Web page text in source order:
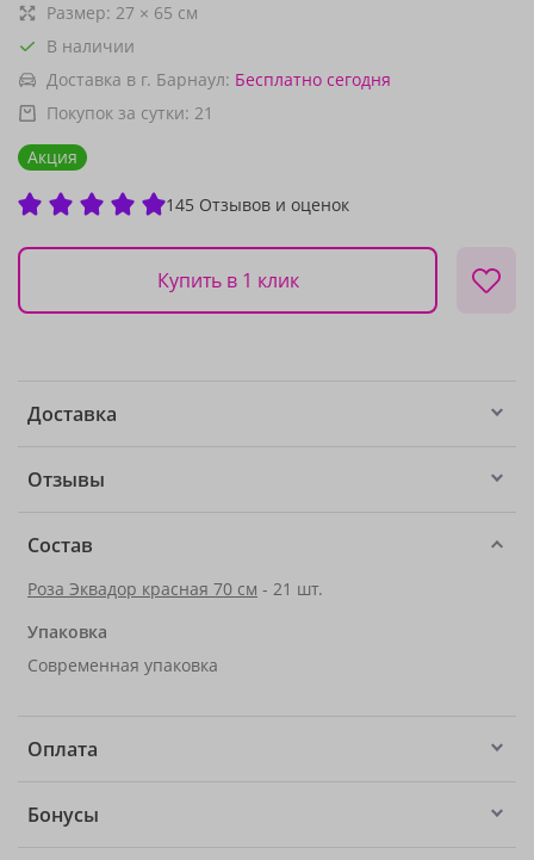
Размер: 27 × 65 см
В наличии
Доставка в г. Барнаул: Бесплатно сегодня
Покупок за сутки: 21
Акция
145 Отзывов и оценок
Купить в 1 клик
Доставка
Отзывы
Состав
Роза Эквадор красная 70 см - 21 шт.
Упаковка
Современная упаковка
Оплата
Бонусы